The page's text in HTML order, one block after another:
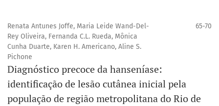
Renata Antunes Joffe, Maria Leide Wand-Del-
Rey Oliveira, Fernanda C.L. Rueda, Mônica
Cunha Duarte, Karen H. Americano, Aline S.
Pichone
65-70
Diagnóstico precoce da hanseníase:
identificação de lesão cutânea inicial pela
população de região metropolitana do Rio de